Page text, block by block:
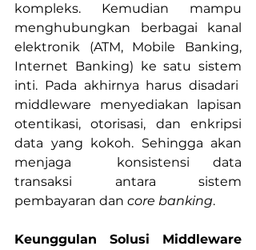
kompleks. Kemudian mampu
menghubungkan berbagai kanal
elektronik (ATM, Mobile Banking,
Internet Banking) ke satu sistem
inti. Pada akhirnya harus disadari
middleware menyediakan lapisan
otentikasi, otorisasi, dan enkripsi
data yang kokoh. Sehingga akan
menjaga  konsistensi data
transaksi antara sistem
pembayaran dan core banking.
Keunggulan Solusi Middleware